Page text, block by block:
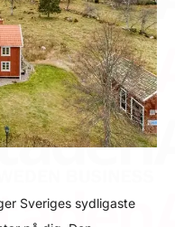
Sveriges sydligaste